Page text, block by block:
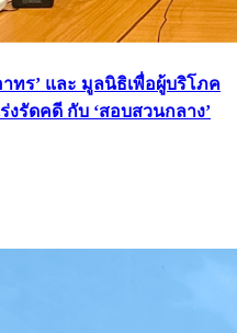
ทร’ และ มูลนิธิเพื่อผู้บริโภค
รัดคดี กับ ‘สอบสวนกลาง’